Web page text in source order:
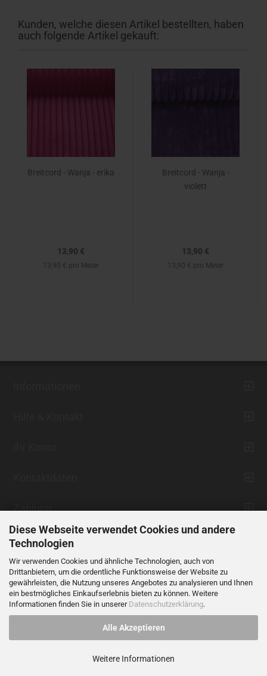
Diese Webseite verwendet Cookies und andere
Technologien
Wir verwenden Cookies und ähnliche Technologien, auch von
Drittanbietern, um die ordentliche Funktionsweise der Website zu
gewährleisten, die Nutzung unseres Angebotes zu analysieren und Ihnen
ein bestmögliches Einkaufserlebnis bieten zu können. Weitere
Informationen finden Sie in unserer Datenschutzerklärung.
Alle Akzeptieren
Weitere Informationen
Kunden, welche diesen Artikel bestellten, haben
auch folgende Artikel gekauft:
Breitcord - Wanja - erika
13,90 €
13,90 € pro Meter
Breitcord - Wanja -
violett
13,90 €
13,90 € pro Meter
Zahlung
Vertrag widerrufen